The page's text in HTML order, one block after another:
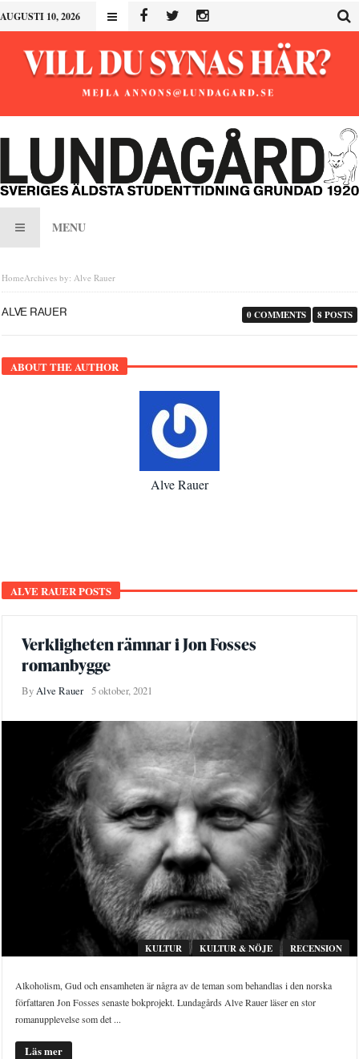
AUGUSTI 10, 2026
MENU
HomeArchives by: Alve Rauer
ALVE RAUER 8 POSTS
0 COMMENTS
ABOUT THE AUTHOR
Alve Rauer
ALVE RAUER POSTS
Verkligheten rämnar i Jon Fosses
romanbygge
ByAlve Rauer 5 oktober, 2021
KULTUR KULTUR & NÖJE RECENSION
Alkoholism, Gud och ensamheten är några av de teman som behandlas i den norska
författaren Jon Fosses senaste bokprojekt. Lundagårds Alve Rauer läser en stor
romanupplevelse som det ...
Läs mer